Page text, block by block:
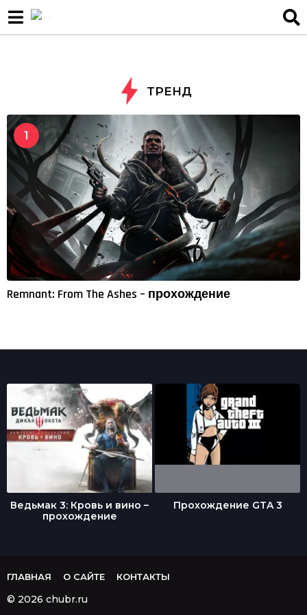
ТРЕНД
1
Remnant: From The Ashes – прохождение
Ведьмак 3: Кровь и вино –
прохождение
Прохождение GTA 3
ГЛАВНАЯ О САЙТЕ КОНТАКТЫ
© 2026 chubr.ru